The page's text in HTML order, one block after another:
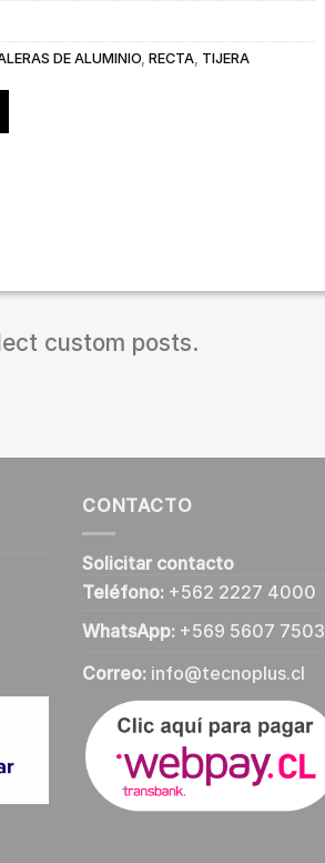
DE ALUMINIO RECTA TIJERA
custom posts.
CONTACTO
Solicitar contacto
Teléfono: +562 2227 4000
WhatsApp: +569 5607 7503
Correo: info@tecnoplus.cl